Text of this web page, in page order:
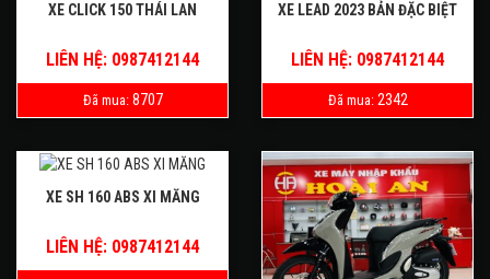
XE CLICK 150 THÁI LAN
LIÊN HỆ: 0987412144
Đã mua: 8707
XE LEAD 2023 BẢN ĐẶC BIỆT
LIÊN HỆ: 0987412144
Đã mua: 2342
XE SH 160 ABS XI MĂNG
LIÊN HỆ: 0987412144